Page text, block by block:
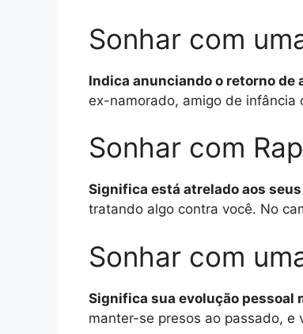
Sonhar com
Indica anunciando o retorno de
ex-namorado, amigo de infância
Sonhar com
Significa está atrelado aos
tratando algo contra você. No
Sonhar com
Significa sua evolução pessoal
manter-se presos ao passado,